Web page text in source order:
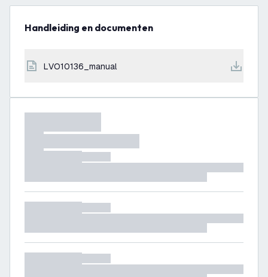
Handleiding en documenten
LVO10136_manual